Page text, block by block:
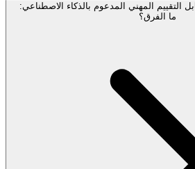
التقييم المهني المدعوم بالذكاء الاصطناعي:
ما الفرق؟